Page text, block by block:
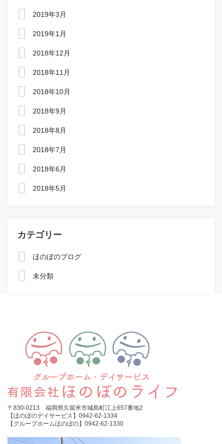
2019年3月
2019年1月
2018年12月
2018年11月
2018年10月
2018年9月
2018年8月
2018年7月
2018年6月
2018年5月
カテゴリー
ほのぼのブログ
未分類
〒830-0213 福岡県久留米市城島町江上657番地2
【ほのぼのデイサービス】0942-62-1334
【グループホームほのぼの】0942-62-1330